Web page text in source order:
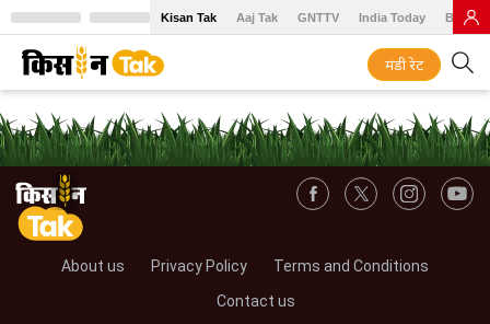
Kisan Tak Aaj Tak GNTTV India Today BT
मंडी रेट
About us Privacy Policy
Terms and Conditions
Contact us